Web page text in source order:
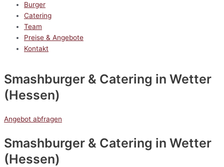
Burger
Catering
Team
Preise & Angebote
Kontakt
Smashburger & Catering in Wetter
(Hessen)
Angebot abfragen
Smashburger & Catering in Wetter
(Hessen)